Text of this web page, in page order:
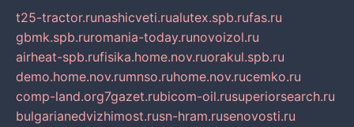
t25-tractor.runashicveti.rualutex.spb.rufas.ru
gbmk.spb.ruromania-today.runovoizol.ru
airheat-spb.rufisika.home.nov.ruorakul.spb.ru
demo.home.nov.rumnso.ruhome.nov.rucemko.ru
comp-land.org7gazet.rubicom-oil.rusuperiorsearch.ru
bulgarianedvizhimost.rusn-hram.rusenovosti.ru